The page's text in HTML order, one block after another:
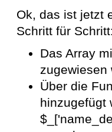
Ok, das ist jetzt
Schritt für Schritt:
Das Array
zugewiesen
Über die
hinzugefügt